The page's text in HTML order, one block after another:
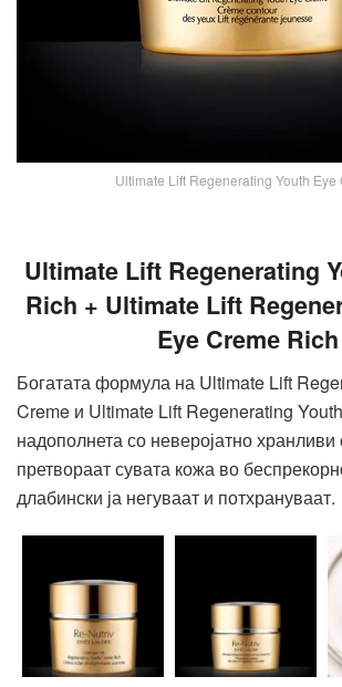
Ultimate Lift Regenerating Youth Eye
Ultimate Lift Regenerating
Rich + Ultimate Lift
Eye Cremе Rich
Богатата формула на Ultimate Lift
Creme и Ultimate Lift Regenerating
надополнета со неверојатно хранливи
претвораат сувата кожа во
длабински ја негуваат и потхрануваат.